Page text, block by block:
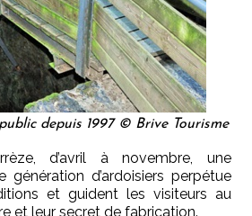
depuis 1997 © Brive Tourisme
d’avril à novembre, une
génération d’ardoisiers perpétue
et guident les visiteurs au
et leur secret de fabrication.